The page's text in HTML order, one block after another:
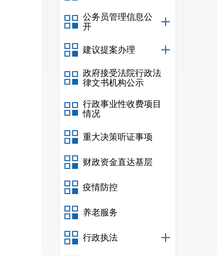
公务员管理信息公
开
建议提案办理
政府接受法院行政法
律文书机构公示
行政事业性收费项目
情况
重大决策听证事项
财政资金直达基层
疫情防控
养老服务
行政执法